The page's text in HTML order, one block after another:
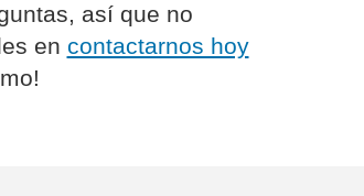
así que no
en contactarnos hoy